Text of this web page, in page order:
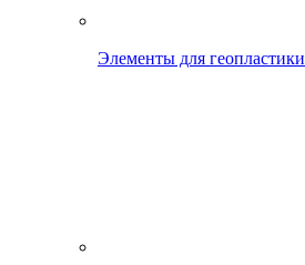
Элементы для геопластики